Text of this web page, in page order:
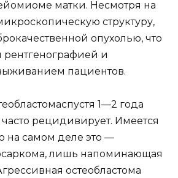
матки. Несмотря на
структуру,
опухолью, что
рентгенографией и
пациентов.
1—2 года
рецидивирует. Имеется
на самом деле это —
лишь напоминающая
остеобластома